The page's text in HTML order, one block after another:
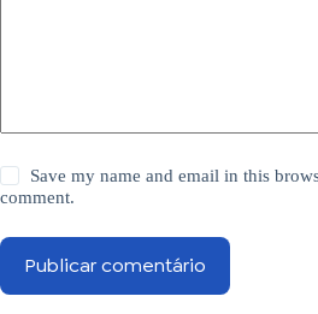
Save my name and email in this
comment.
Publicar comentário